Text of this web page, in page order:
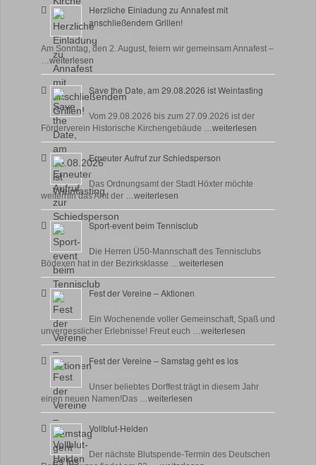
Herzliche Einladung zu Annafest mit
anschließendem Grillen!
Am Sonntag, den 2. August, feiern wir gemeinsam Annafest –
…weiterlesen
Save the Date, am 29.08.2026 ist Weintasting
Vom 29.08.2026 bis zum 27.09.2026 ist der
Förderverein Historische Kirchengebäude …weiterlesen
Erneuter Aufruf zur Schiedsperson
8 Juli, 2026
Das Ordnungsamt der Stadt Höxter möchte
weiterhin das Amt der …weiterlesen
Sport-event beim Tennisclub
Die Herren Ü50-Mannschaft des Tennisclubs
Bödexen hat in der Bezirksklasse …weiterlesen
Fest der Vereine – Aktionen
Ein Wochenende voller Gemeinschaft, Spaß und
unvergesslicher Erlebnisse! Freut euch …weiterlesen
Fest der Vereine – Samstag geht es los
Unser beliebtes Dorffest trägt in diesem Jahr
einen neuen Namen!Das …weiterlesen
Vollblut-Helden
Der nächste Blutspende-Termin des Deutschen